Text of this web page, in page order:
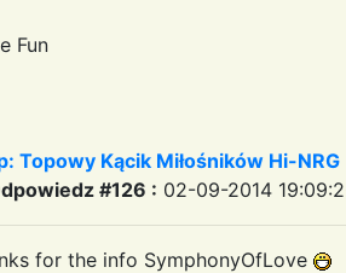
Fun
Topowy Kącik Miłośników Hi-NRG
#126 : 02-09-2014
for the info SymphonyOfLove